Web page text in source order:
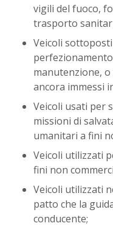
vigili del fuoco,
trasporto
Veicoli
manutenzione,
ancora immessi
Veicoli usati per
missioni di
umanitari a fini
Veicoli utilizzati
fini non
Veicoli utilizzati
patto che la
conducente;